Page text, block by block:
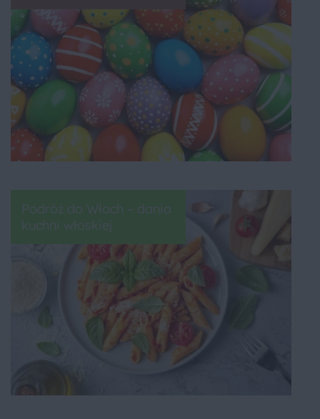
Podróż do Włoch – dania
kuchni włoskiej